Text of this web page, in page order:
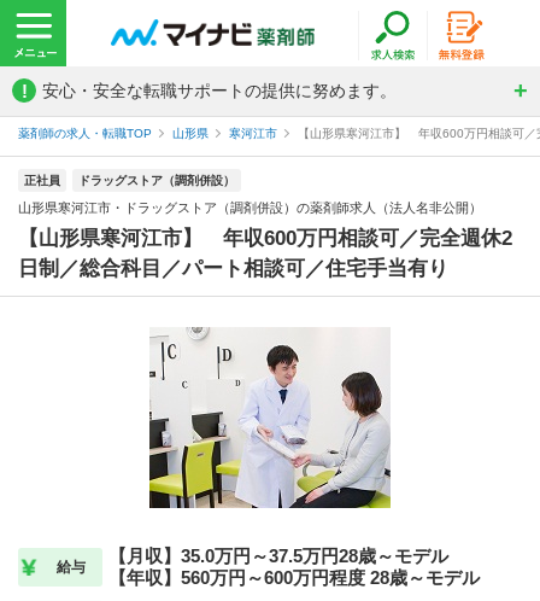
! 安心・安全な転職サポートの提供に努めます。
薬剤師の求人・転職TOP 山形県 寒河江市 【山形県寒河江市】 年収600万円相談可
正社員 ドラッグストア（調剤併設）
山形県寒河江市・ドラッグストア（調剤併設）の薬剤師求人（法人名非公開）
【山形県寒河江市】 年収600万円相談可／完全週休2
日制／総合科目／パート相談可／住宅手当有り
給与
【月収】35.0万円～37.5万円28歳～モデル
【年収】560万円～600万円程度 28歳～モデル